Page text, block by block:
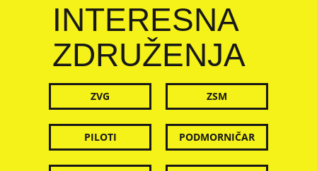
INTERESNA
ZDRUŽENJA
ZVG ZSM
PILOTI PODMORNIČAR